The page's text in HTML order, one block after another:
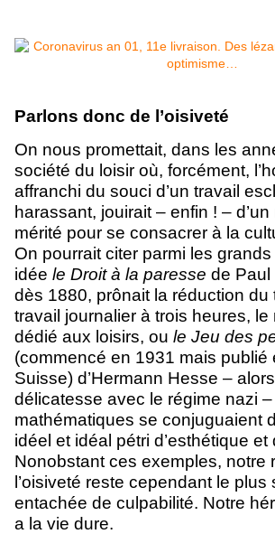
Parlons donc de l’oisiveté
On nous promettait, dans les
société du loisir où, forcément,
affranchi du souci d’un travail
harassant, jouirait – enfin ! –
mérité pour se consacrer à la
On pourrait citer parmi les
idée le Droit à la paresse de Paul
dès 1880, prônait la réduction du
travail journalier à trois heures, le
dédié aux loisirs, ou le Jeu des
(commencé en 1931 mais publié
Suisse) d’Hermann Hesse –
délicatesse avec le régime nazi
mathématiques se conjuguaient
idéel et idéal pétri d’esthétique et
Nonobstant ces exemples, notre
l’oisiveté reste cependant le plus
entachée de culpabilité. Notre
a la vie dure.